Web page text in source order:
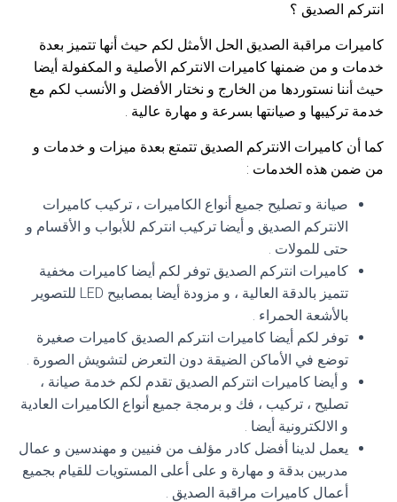
انتركم الصديق ؟
كاميرات مراقبة الصديق الحل الأمثل لكم حيث أنها تتميز بعدة
خدمات و من ضمنها كاميرات الانتركم الأصلية و المكفولة أيضا
حيث أننا نستوردها من الخارج و نختار الأفضل و الأنسب لكم مع
خدمة تركيبها و صيانتها بسرعة و مهارة عالية .
كما أن كاميرات الانتركم الصديق تتمتع بعدة ميزات و خدمات و
من ضمن هذه الخدمات :
صيانة و تصليح جميع أنواع الكاميرات ، تركيب كاميرات
الانتركم الصديق و أيضا تركيب انتركم للأبواب و الأقسام و
حتى للمولات .
كاميرات انتركم الصديق توفر لكم أيضا كاميرات مخفية
تتميز بالدقة العالية ، و مزودة أيضا بمصابيح LED للتصوير
بالأشعة الحمراء .
توفر لكم أيضا كاميرات انتركم الصديق كاميرات صغيرة
توضع في الأماكن الضيقة دون التعرض لتشويش الصورة .
و أيضا كاميرات انتركم الصديق تقدم لكم خدمة صيانة ،
تصليح ، تركيب ، فك و برمجة جميع أنواع الكاميرات العادية
و الالكترونية أيضا .
يعمل لدينا أفضل كادر مؤلف من فنيين و مهندسين و عمال
مدربين بدقة و مهارة و على أعلى المستويات للقيام بجميع
أعمال كاميرات مراقبة الصديق .